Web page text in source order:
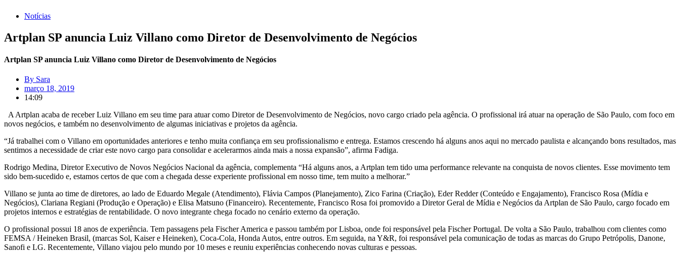
Notícias
Artplan SP anuncia Luiz Villano como Diretor de Desenvolvimento de Negócios
Artplan SP anuncia Luiz Villano como Diretor de Desenvolvimento de Negócios
By Sara
março 18, 2019
14:09
A Artplan acaba de receber Luiz Villano em seu time para atuar como Diretor de Desenvolvimento de Negócios, novo cargo criado pela agência. O profissional irá atuar na operação de São Paulo, com foco em
novos negócios, e também no desenvolvimento de algumas iniciativas e projetos da agência.
“Já trabalhei com o Villano em oportunidades anteriores e tenho muita confiança em seu profissionalismo e entrega. Estamos crescendo há alguns anos aqui no mercado paulista e alcançando bons resultados, mas
sentimos a necessidade de criar este novo cargo para consolidar e acelerarmos ainda mais a nossa expansão”, afirma Fadiga.
Rodrigo Medina, Diretor Executivo de Novos Negócios Nacional da agência, complementa “Há alguns anos, a Artplan tem tido uma performance relevante na conquista de novos clientes. Esse movimento tem
sido bem-sucedido e, estamos certos de que com a chegada desse experiente profissional em nosso time, tem muito a melhorar.”
Villano se junta ao time de diretores, ao lado de Eduardo Megale (Atendimento), Flávia Campos (Planejamento), Zico Farina (Criação), Eder Redder (Conteúdo e Engajamento), Francisco Rosa (Mídia e
Negócios), Clariana Regiani (Produção e Operação) e Elisa Matsuno (Financeiro). Recentemente, Francisco Rosa foi promovido a Diretor Geral de Mídia e Negócios da Artplan de São Paulo, cargo focado em
projetos internos e estratégias de rentabilidade. O novo integrante chega focado no cenário externo da operação.
O profissional possui 18 anos de experiência. Tem passagens pela Fischer America e passou também por Lisboa, onde foi responsável pela Fischer Portugal. De volta a São Paulo, trabalhou com clientes como
FEMSA / Heineken Brasil, (marcas Sol, Kaiser e Heineken), Coca-Cola, Honda Autos, entre outros. Em seguida, na Y&R, foi responsável pela comunicação de todas as marcas do Grupo Petrópolis, Danone,
Sanofi e LG. Recentemente, Villano viajou pelo mundo por 10 meses e reuniu experiências conhecendo novas culturas e pessoas.